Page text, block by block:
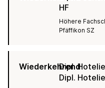
HF
Höhere
Pfäffikon SZ
Wiederkehrend
Dipl.
Dipl.